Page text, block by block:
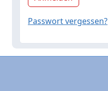
Passwort vergessen?